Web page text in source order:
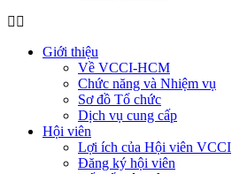
Giới thiệu
Về VCCI-HCM
Chức năng và Nhiệm vụ
Sơ đồ Tổ chức
Dịch vụ cung cấp
Hội viên
Lợi ích của Hội viên VCCI
Đăng ký hội viên